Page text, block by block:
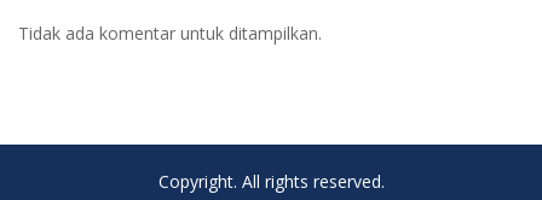
Tidak ada komentar untuk ditampilkan.
Copyright. All rights reserved.